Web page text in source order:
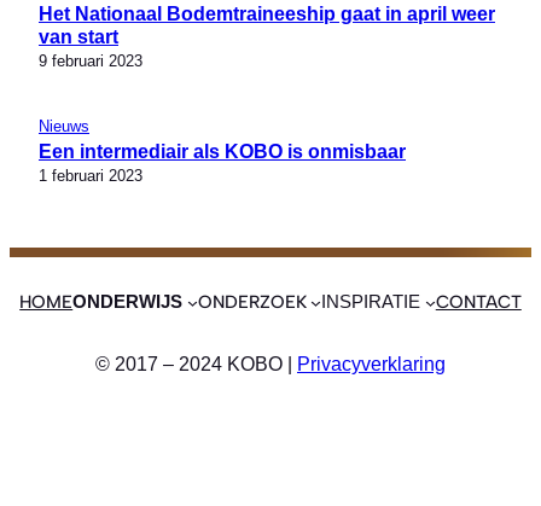
Het Nationaal Bodemtraineeship gaat in april weer
van start
9 februari 2023
Nieuws
Een intermediair als KOBO is onmisbaar
1 februari 2023
HOMEONDERWIJS ONDERZOEK INSPIRATIE CONTACT
© 2017 – 2024 KOBO | Privacyverklaring